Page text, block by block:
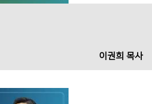
이권희 목사